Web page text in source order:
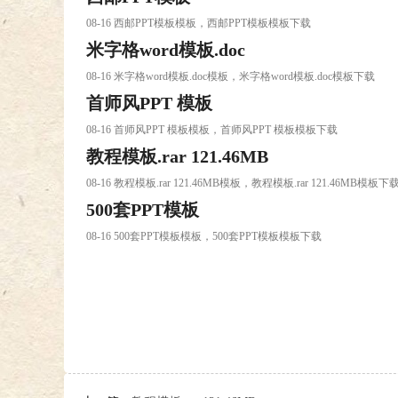
08-16 西邮PPT模板模板，西邮PPT模板模板下载
米字格word模板.doc
08-16 米字格word模板.doc模板，米字格word模板.doc模板下载
首师风PPT 模板
08-16 首师风PPT 模板模板，首师风PPT 模板模板下载
教程模板.rar 121.46MB
08-16 教程模板.rar 121.46MB模板，教程模板.rar 121.46MB模板下
500套PPT模板
08-16 500套PPT模板模板，500套PPT模板模板下载